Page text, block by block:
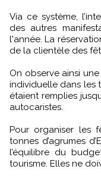
Via ce système,
des autres
l'année. La
de la clientèle des
On observe ainsi
individuelle dans les
étaient remplies
autocaristes.
Pour organiser les
tonnes d’agrumes
l’équilibre du
tourisme. Elles ne